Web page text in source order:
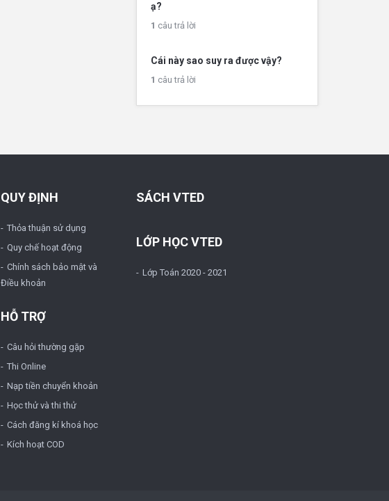
ạ?
1 câu trả lời
Cái này sao suy ra được vậy?
1 câu trả lời
QUY ĐỊNH
Thỏa thuận sử dụng
Quy chế hoạt động
Chính sách bảo mật và
Điều khoản
HỖ TRỢ
Câu hỏi thường gặp
Thi Online
Nạp tiền chuyển khoản
Học thử và thi thử
Cách đăng kí khoá học
Kích hoạt COD
SÁCH VTED
LỚP HỌC VTED
Lớp Toán 2020 - 2021